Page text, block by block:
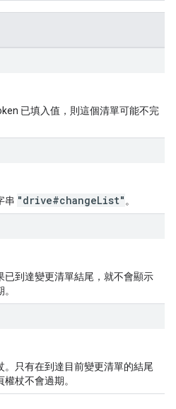
已填入值，則這個清單可能不完
串 "drive#changeList" 。
已到達變更清單結尾，就不會顯示
。只有在到達目前變更清單的結尾
杖不會過期。